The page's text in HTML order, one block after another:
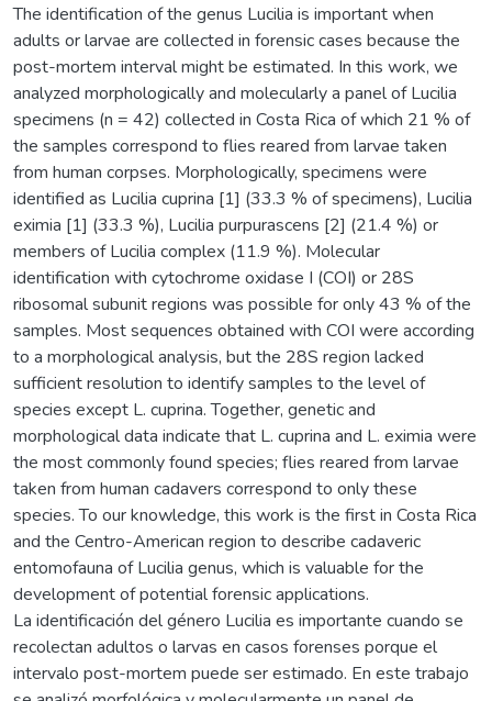
The identification of the genus Lucilia is important when
adults or larvae are collected in forensic cases because the
post-mortem interval might be estimated. In this work, we
analyzed morphologically and molecularly a panel of Lucilia
specimens (n = 42) collected in Costa Rica of which 21 % of
the samples correspond to flies reared from larvae taken
from human corpses. Morphologically, specimens were
identified as Lucilia cuprina [1] (33.3 % of specimens), Lucilia
eximia [1] (33.3 %), Lucilia purpurascens [2] (21.4 %) or
members of Lucilia complex (11.9 %). Molecular
identification with cytochrome oxidase I (COI) or 28S
ribosomal subunit regions was possible for only 43 % of the
samples. Most sequences obtained with COI were according
to a morphological analysis, but the 28S region lacked
sufficient resolution to identify samples to the level of
species except L. cuprina. Together, genetic and
morphological data indicate that L. cuprina and L. eximia were
the most commonly found species; flies reared from larvae
taken from human cadavers correspond to only these
species. To our knowledge, this work is the first in Costa Rica
and the Centro-American region to describe cadaveric
entomofauna of Lucilia genus, which is valuable for the
development of potential forensic applications.
La identificación del género Lucilia es importante cuando se
recolectan adultos o larvas en casos forenses porque el
intervalo post-mortem puede ser estimado. En este trabajo